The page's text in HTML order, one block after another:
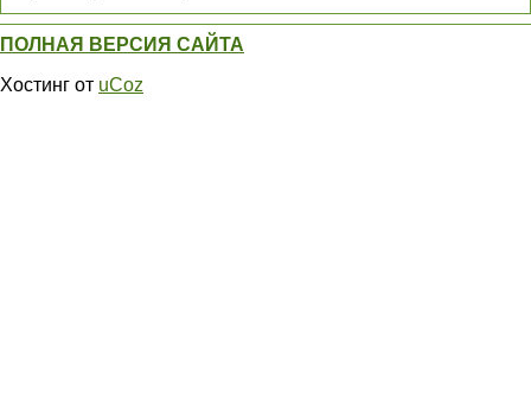
ПОЛНАЯ ВЕРСИЯ САЙТА
Хостинг от uCoz